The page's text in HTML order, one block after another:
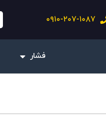
۰۹۱۰-۲۰۷-۱۰۸۷
فشار